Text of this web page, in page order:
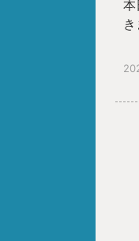
本